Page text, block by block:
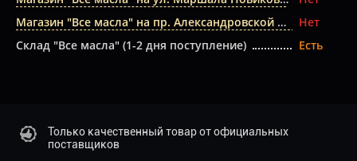
Магазин "Все масла" на пр. Александровской Фермы
Нет
Склад "Все масла" (1-2 дня поступление)
Есть
Только качественный товар от официальных
поставщиков